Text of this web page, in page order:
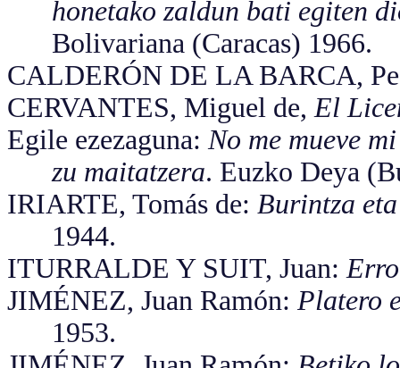
honetako zaldun bati egiten
Bolivariana (Caracas) 1966.
CALDERÓN DE LA BARCA,
CERVANTES, Miguel de,El
Egile ezezaguna:No me mueve
zu maitatzera. Euzko Deya
IRIARTE, Tomás de: Burintza
1944.
ITURRALDE Y SUIT, Juan:
JIMÉNEZ, Juan Ramón: Platero
1953.